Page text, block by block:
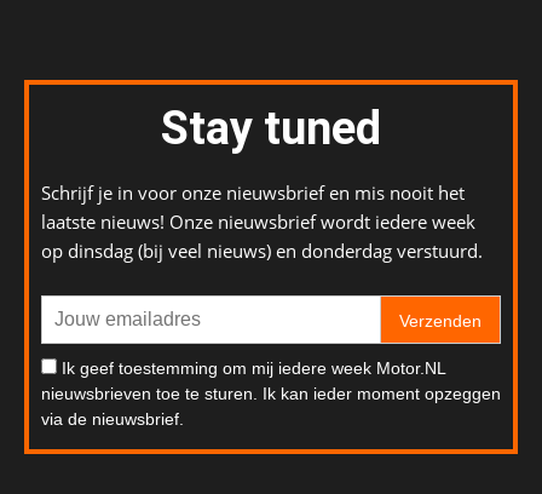
Stay tuned
Schrijf je in voor onze nieuwsbrief en mis nooit het
laatste nieuws! Onze nieuwsbrief wordt iedere week
op dinsdag (bij veel nieuws) en donderdag verstuurd.
Verzenden
Ik geef toestemming om mij iedere week Motor.NL
nieuwsbrieven toe te sturen. Ik kan ieder moment opzeggen
via de nieuwsbrief.